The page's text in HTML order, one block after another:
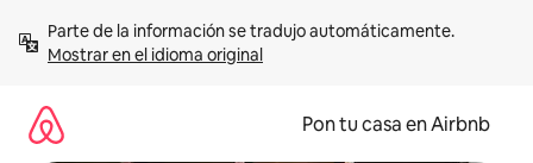
contenidoMostrar en el idioma original
Pon tu casa en Airbnb